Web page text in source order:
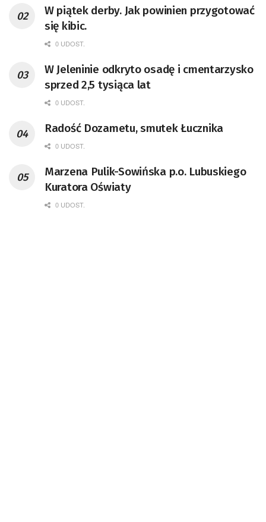
W piątek derby. Jak powinien przygotować
się kibic.
0 UDOST.
W Jeleninie odkryto osadę i cmentarzysko
sprzed 2,5 tysiąca lat
0 UDOST.
Radość Dozametu, smutek Łucznika
0 UDOST.
Marzena Pulik-Sowińska p.o. Lubuskiego
Kuratora Oświaty
0 UDOST.